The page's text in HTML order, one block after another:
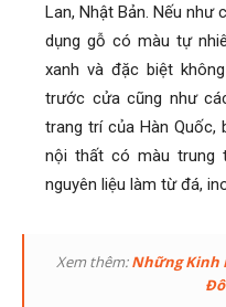
Lan, Nhật Bản. Nếu như
dụng gỗ có màu tự
xanh và đặc biệt
trước cửa cũng như
trang trí của Hàn
nội thất có màu trung
nguyên liệu làm từ đá,
Xem thêm:Những Kinh